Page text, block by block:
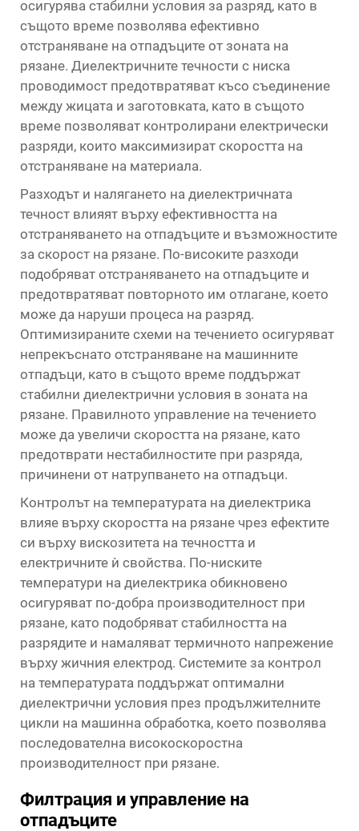
осигурява стабилни условия за разряд, като в
същото време позволява ефективно
отстраняване на отпадъците от зоната на
рязане. Диелектричните течности с ниска
проводимост предотвратяват късо съединение
между жицата и заготовката, като в същото
време позволяват контролирани електрически
разряди, които максимизират скоростта на
отстраняване на материала.
Разходът и налягането на диелектричната
течност влияят върху ефективността на
отстраняването на отпадъците и възможностите
за скорост на рязане. По-високите разходи
подобряват отстраняването на отпадъците и
предотвратяват повторното им отлагане, което
може да наруши процеса на разряд.
Оптимизираните схеми на течението осигуряват
непрекъснато отстраняване на машинните
отпадъци, като в същото време поддържат
стабилни диелектрични условия в зоната на
рязане. Правилното управление на течението
може да увеличи скоростта на рязане, като
предотврати нестабилностите при разряда,
причинени от натрупването на отпадъци.
Контролът на температурата на диелектрика
влияе върху скоростта на рязане чрез ефектите
си върху вискозитета на течността и
електричните ѝ свойства. По-ниските
температури на диелектрика обикновено
осигуряват по-добра производителност при
рязане, като подобряват стабилността на
разрядите и намаляват термичното напрежение
върху жичния електрод. Системите за контрол
на температурата поддържат оптимални
диелектрични условия през продължителните
цикли на машинна обработка, което позволява
последователна високоскоростна
производителност при рязане.
Филтрация и управление на
отпадъците